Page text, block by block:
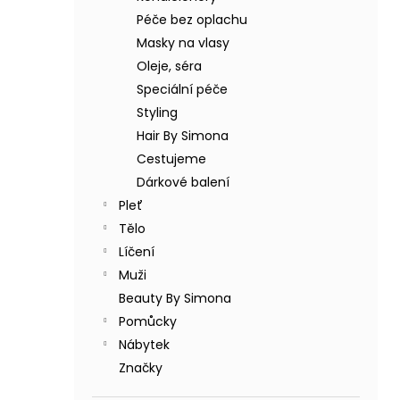
Péče bez oplachu
Masky na vlasy
Oleje, séra
Speciální péče
Styling
Hair By Simona
Cestujeme
Dárkové balení
Pleť
Tělo
Líčení
Muži
Beauty By Simona
Pomůcky
Nábytek
Značky
BODY BY SIMONA BANÁN ORGANICKÉ
RUČNĚ VYRÁBĚNÉ BAMBUCKÉ MÁSLO
200ML
749 Kč